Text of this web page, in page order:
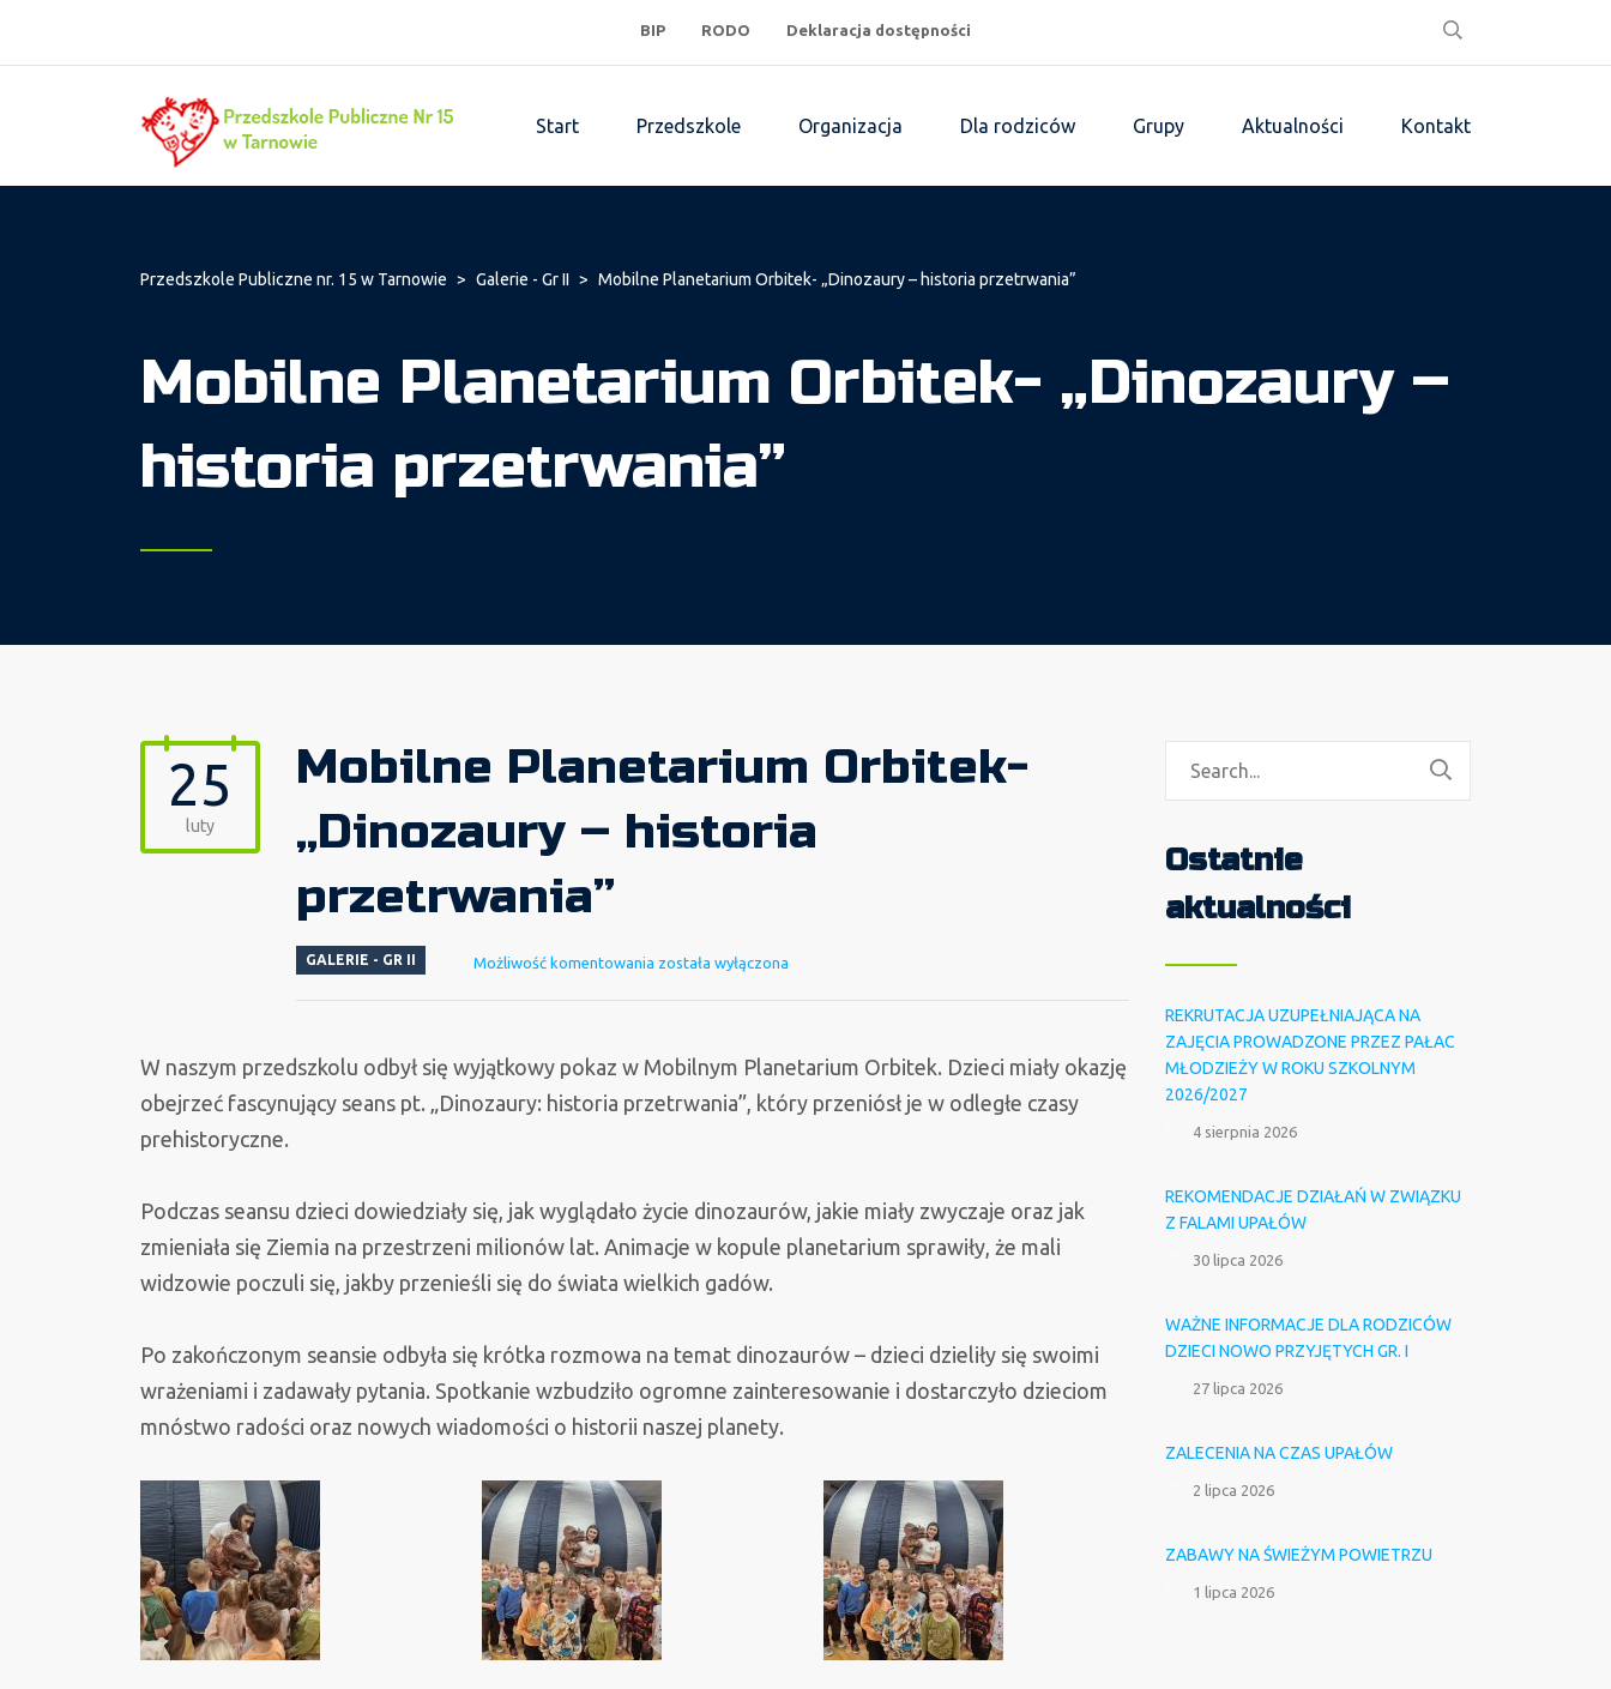
BIP RODO Deklaracja dostępności
Start Przedszkole Organizacja Dla rodziców Grupy Aktualności Kontakt
Przedszkole Publiczne nr. 15 w Tarnowie > Galerie - Gr II > Mobilne Planetarium Orbitek- „Dinozaury – historia przetrwania”
Mobilne Planetarium Orbitek- „Dinozaury –
historia przetrwania”
25
luty
Mobilne Planetarium Orbitek-
„Dinozaury – historia
przetrwania”
GALERIE - GR II Możliwość komentowania Mobilne
„Dinozaury
–
została wyłączona
W naszym przedszkolu odbył się wyjątkowy pokaz w Mobilnym Planetarium Orbitek. Dzieci miały okazję
obejrzeć fascynujący seans pt. „Dinozaury: historia przetrwania”, który przeniósł je w odległe czasy
prehistoryczne.
Podczas seansu dzieci dowiedziały się, jak wyglądało życie dinozaurów, jakie miały zwyczaje oraz jak
zmieniała się Ziemia na przestrzeni milionów lat. Animacje w kopule planetarium sprawiły, że mali
widzowie poczuli się, jakby przenieśli się do świata wielkich gadów.
Po zakończonym seansie odbyła się krótka rozmowa na temat dinozaurów – dzieci dzieliły się swoimi
wrażeniami i zadawały pytania. Spotkanie wzbudziło ogromne zainteresowanie i dostarczyło dzieciom
mnóstwo radości oraz nowych wiadomości o historii naszej planety.
Ostatnie
aktualności
REKRUTACJA UZUPEŁNIAJĄCA NA
ZAJĘCIA PROWADZONE PRZEZ PAŁAC
MŁODZIEŻY W ROKU SZKOLNYM
2026/2027
4 sierpnia 2026
REKOMENDACJE DZIAŁAŃ W ZWIĄZKU
Z FALAMI UPAŁÓW
30 lipca 2026
WAŻNE INFORMACJE DLA RODZICÓW
DZIECI NOWO PRZYJĘTYCH GR. I
27 lipca 2026
ZALECENIA NA CZAS UPAŁÓW
2 lipca 2026
ZABAWY NA ŚWIEŻYM POWIETRZU
1 lipca 2026